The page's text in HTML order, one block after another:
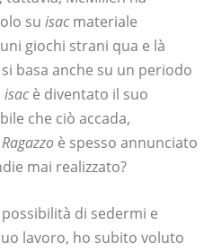
su isac materiale
giochi strani qua e là
si basa anche su un periodo
isac è diventato il suo
che ciò accada,
è spesso annunciato
mai realizzato?
di sedermi e
lavoro, ho subito voluto